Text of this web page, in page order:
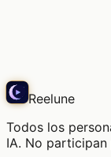
Reelune
Todos los
IA. No participan